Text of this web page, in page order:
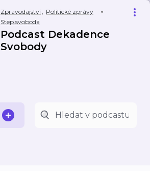
Zpravodajství, Politické zprávy
Step.svoboda
Podcast Dekadence
Svobody